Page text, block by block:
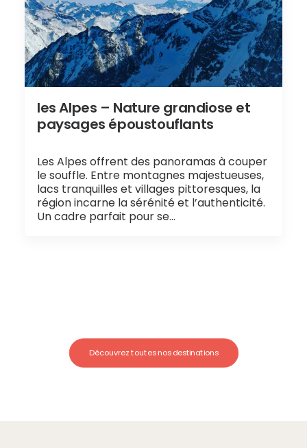
les Alpes – Nature grandiose et
paysages époustouflants
Les Alpes offrent des panoramas à couper
le souffle. Entre montagnes majestueuses,
lacs tranquilles et villages pittoresques, la
région incarne la sérénité et l’authenticité.
Un cadre parfait pour se…
Découvrez toutes nos destinations